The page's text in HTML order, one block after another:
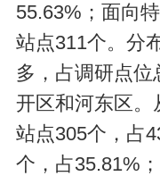
55.63%；面向
站点311个。分
多，占调研点
开区和河东区。
站点305个，占
个，占35.81%